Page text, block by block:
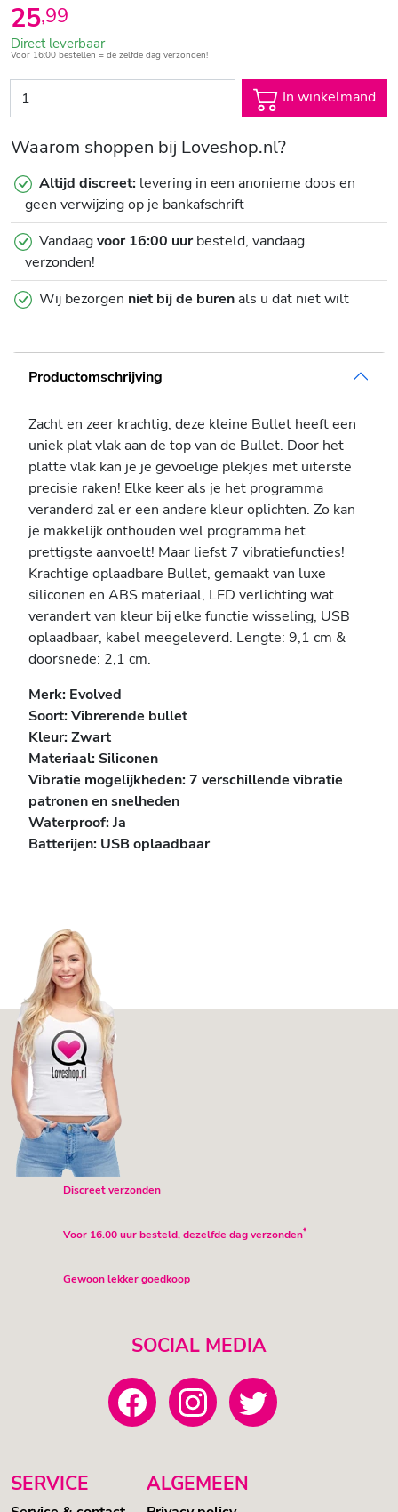
25,99
Direct leverbaar
Voor 16:00 bestellen = de zelfde dag verzonden!
In winkelmand
Waarom shoppen bij Loveshop.nl?
Altijd discreet: levering in een anonieme doos en
geen verwijzing op je bankafschrift
Vandaagvoor 16:00 uurbesteld, vandaag
verzonden!
Wij bezorgen niet bij de burenals u dat niet wilt
Productomschrijving
Zacht en zeer krachtig, deze kleine Bullet heeft een
uniek plat vlak aan de top van de Bullet. Door het
platte vlak kan je je gevoelige plekjes met uiterste
precisie raken! Elke keer als je het programma
veranderd zal er een andere kleur oplichten. Zo kan
je makkelijk onthouden wel programma het
prettigste aanvoelt! Maar liefst 7 vibratiefuncties!
Krachtige oplaadbare Bullet, gemaakt van luxe
siliconen en ABS materiaal, LED verlichting wat
verandert van kleur bij elke functie wisseling, USB
oplaadbaar, kabel meegeleverd. Lengte: 9,1 cm &
doorsnede: 2,1 cm.
Merk: Evolved
Soort:Vibrerende bullet
Kleur: Zwart
Materiaal: Siliconen
Vibratie mogelijkheden: 7 verschillende vibratie
patronen en snelheden
Waterproof: Ja
Batterijen: USB oplaadbaar
Discreet verzonden
Voor 16.00 uur besteld, dezelfde dag verzonden*
Gewoon lekker goedkoop
SOCIAL MEDIA
SERVICE ALGEMEEN